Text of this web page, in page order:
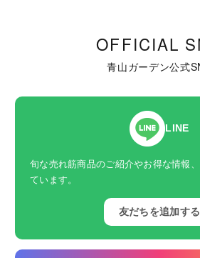
OFFICIAL
青山ガーデン公式
LINE
旬な売れ筋商品のご紹介やお得な情報
ています。
友だちを追加する